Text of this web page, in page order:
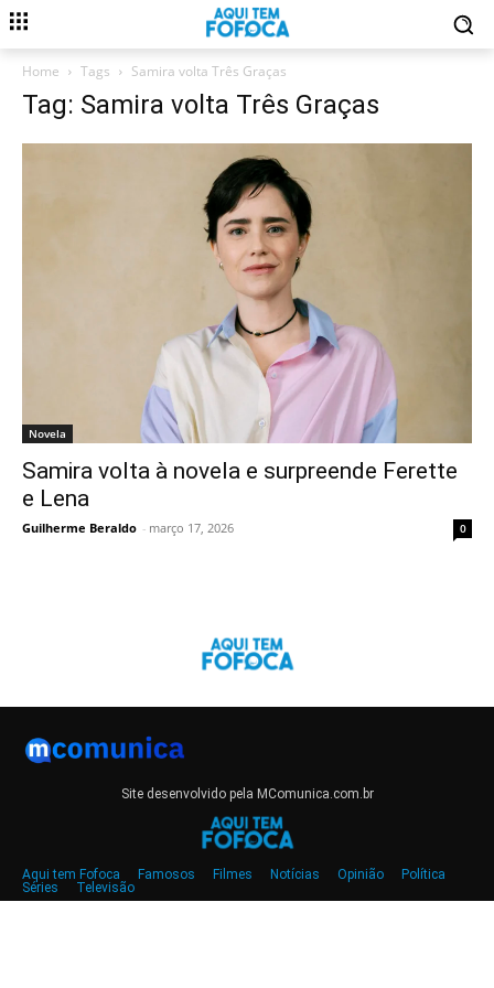
Home Tags Samira volta Três Graças
Tag: Samira volta Três Graças
Novela
Samira volta à novela e surpreende Ferette
e Lena
Guilherme Beraldo - março 17, 2026 0
Site desenvolvido pela MComunica.com.br
Aqui tem Fofoca Famosos Filmes Notícias Opinião
Política
Séries
Televisão